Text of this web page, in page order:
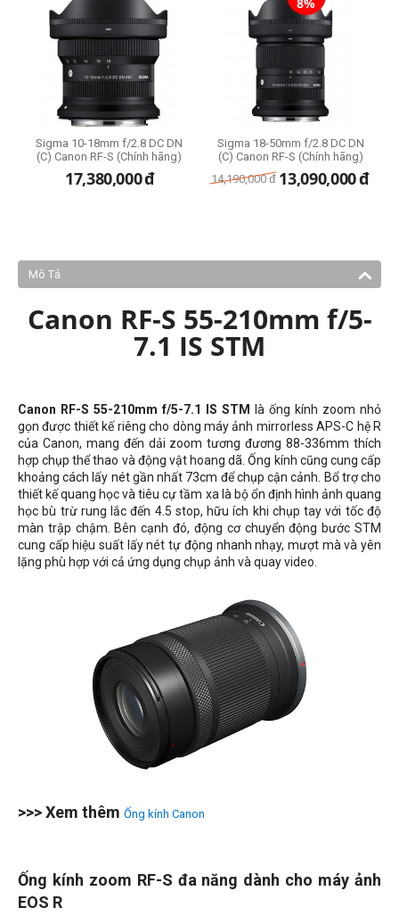
Sigma 10-18mm f/2.8 DC DN
(C) Canon RF-S (Chính hãng)
17,380,000đ
Sigma 18-50mm f/2.8 DC DN
(C) Canon RF-S (Chính hãng)
14,190,000 đ 13,090,000đ
Mô Tả
Canon RF-S 55-210mm f/5-
7.1 IS STM
Canon RF-S 55-210mm f/5-7.1 IS STM
là ống kính zoom nhỏ
gọn được thiết kế riêng cho dòng máy ảnh mirrorless APS-C hệ R
của Canon, mang đến dải zoom tương đương88-336mm thích
hợp chụp thể thao và động vật hoang dã . Ống kính cũng cung cấp
khoảng cách lấy nét gần nhất 73cm để chụp cận cảnh. Bổ trợ cho
thiết kế quang học và tiêu cự tầm xa là bộ ổn định hình ảnh quang
học bù trừ rung lắc đến 4.5 stop, hữu ích khi chụp tay với tốc độ
màn trập chậm. Bên cạnh đó, động cơ chuyển động bước STM
cung cấp hiệu suất lấy nét tự động nhanh nhạy, mượt mà và yên
lặng phù hợp với cả ứng dụng chụp ảnh và quay video.
>>> Xem thêm Ống kính Canon
Ống kính zoom RF-S đa năng dành cho máy ảnh
EOS R